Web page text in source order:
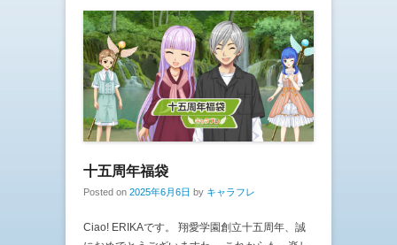
十五周年福袋
Posted on 2025年6月6日 by キャラフレ
Ciao! ERIKAです。 翔愛学園創立十五周年、誠